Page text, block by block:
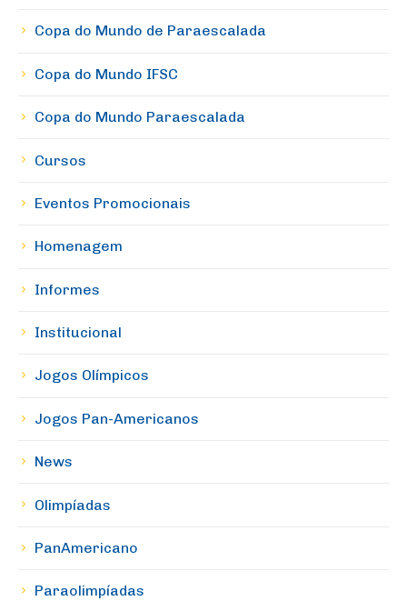
Copa do Mundo de Paraescalada
Copa do Mundo IFSC
Copa do Mundo Paraescalada
Cursos
Eventos Promocionais
Homenagem
Informes
Institucional
Jogos Olímpicos
Jogos Pan-Americanos
News
Olimpíadas
PanAmericano
Paraolimpíadas